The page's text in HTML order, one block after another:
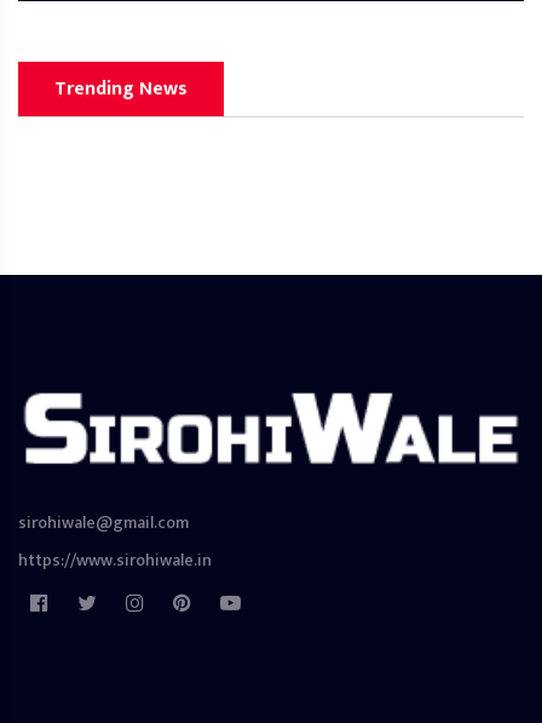
Trending News
sirohiwale@gmail.com
https://www.sirohiwale.in